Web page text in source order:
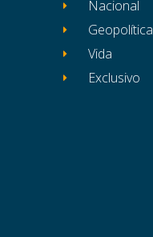
Nacional
Geopolítica
Vida
Exclusivo